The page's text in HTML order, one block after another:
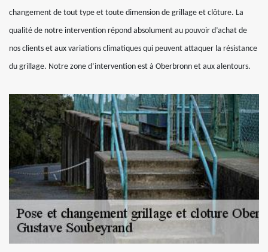
changement de tout type et toute dimension de grillage et clôture. La
qualité de notre intervention répond absolument au pouvoir d’achat de
nos clients et aux variations climatiques qui peuvent attaquer la résistance
du grillage. Notre zone d’intervention est à Oberbronn et aux alentours.